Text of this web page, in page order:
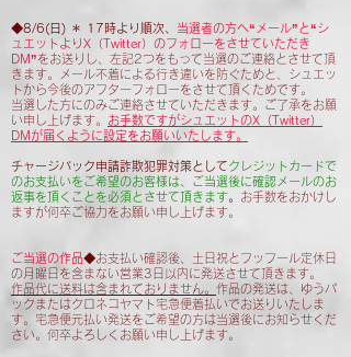
◆8/6(日) ＊ 17時より順次、 当選者の方へ“メール”と“シ
ュエットよりX（Twitter）のフォローをさせていただき
DM”をお送りし、左記2つをもって当選のご連絡とさせて頂
きます。メール不着による行き違いを防ぐためと、シュエッ
トから今後のアフターフォローをさせて頂くためです。
当選した方にのみご連絡させていただきます。ご了承をお願
い申し上げます。 お手数ですがシュエットのX（Twitter）
DMが届くように設定をお願いいたします。
チャージバック申請詐欺犯罪対策としてクレジットカードで
のお支払いをご希望のお客様は、ご当選後に確認メールのお
返事を頂くことを必須とさせて頂きます。 お手数をおかけし
ますが何卒ご協力をお願い申し上げます。
ご当選の作品◆お支払い確認後、 土日祝とフッフール定休日
の月曜日を含まない営業3日以内に発送させて頂きます。
作品代に送料は含まれておりません。 作品の発送は、ゆうパ
ックまたはクロネコヤマト宅急便着払いでお送りいたしま
す。宅急便元払い発送をご希望の方は当選後にお知らせくだ
さい。何卒よろしくお願い申し上げます。